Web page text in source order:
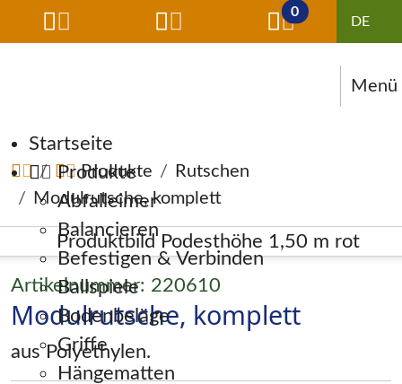
0
Menü
Navigation überspringen
Startseite
Produkte
Abfalleimer
Balancieren
Befestigen & Verbinden
Ballspiele
Bodenbeläge
Griffe
Hängematten
Produkte
Rutschen
Modulrutsche, komplett
Artikelnummer: 220610
Modulrutsche, komplett
aus Polyethylen.